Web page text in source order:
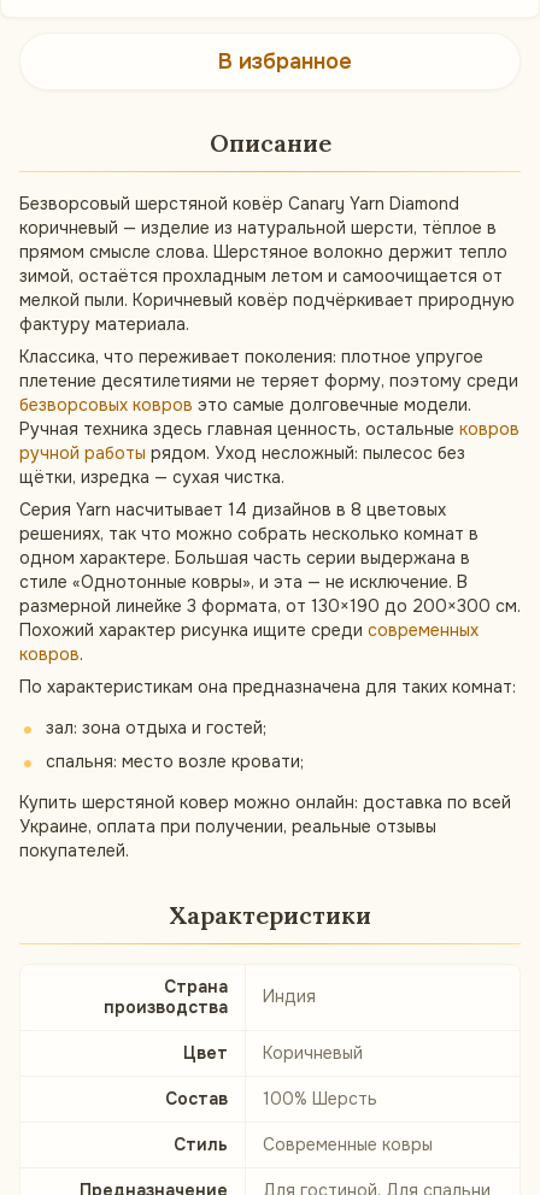
В избранное
Описание
Безворсовый шерстяной ковёр Canary Yarn Diamond
коричневый — изделие из натуральной шерсти, тёплое в
прямом смысле слова. Шерстяное волокно держит тепло
зимой, остаётся прохладным летом и самоочищается от
мелкой пыли. Коричневый ковёр подчёркивает природную
фактуру материала.
Классика, что переживает поколения: плотное упругое
плетение десятилетиями не теряет форму, поэтому среди
безворсовых ковров это самые долговечные модели.
Ручная техника здесь главная ценность, остальные ковров
ручной работы рядом. Уход несложный: пылесос без
щётки, изредка — сухая чистка.
Серия Yarn насчитывает 14 дизайнов в 8 цветовых
решениях, так что можно собрать несколько комнат в
одном характере. Большая часть серии выдержана в
стиле «Однотонные ковры», и эта — не исключение. В
размерной линейке 3 формата, от 130×190 до 200×300 см.
Похожий характер рисунка ищите среди современных
ковров.
По характеристикам она предназначена для таких комнат:
зал: зона отдыха и гостей;
спальня: место возле кровати;
Купить шерстяной ковер можно онлайн: доставка по всей
Украине, оплата при получении, реальные отзывы
покупателей.
Характеристики
Страна
производства
Индия
Цвет Коричневый
Состав 100% Шерсть
Стиль Современные ковры
Предназначение Для гостиной, Для спальни